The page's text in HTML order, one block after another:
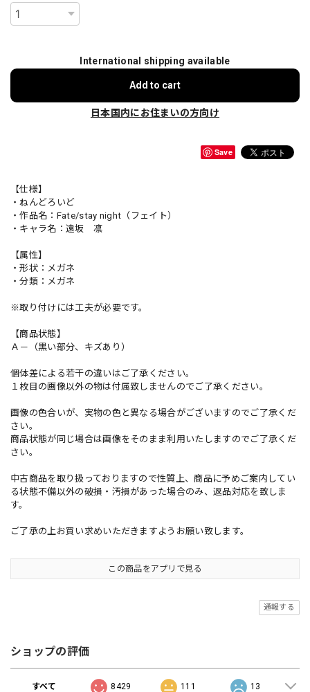
International shipping available
Add to cart
日本国内にお住まいの方向け
Save
【仕様】
・ねんどろいど
・作品名：Fate/stay night（フェイト）
・キャラ名：遠坂 凛
【属性】
・形状：メガネ
・分類：メガネ
※取り付けには工夫が必要です。
【商品状態】
Ａ－（黒い部分、キズあり）
個体差による若干の違いはご了承ください。
１枚目の画像以外の物は付属致しませんのでご了承ください。
画像の色合いが、実物の色と異なる場合がございますのでご了承くだ
さい。
商品状態が同じ場合は画像をそのまま利用いたしますのでご了承くだ
さい。
中古商品を取り扱っておりますので性質上、商品に予めご案内してい
る状態不備以外の破損・汚損があった場合のみ、返品対応を致しま
す。
ご了承の上お買い求めいただきますようお願い致します。
この商品をアプリで見る
通報する
ショップの評価
すべて 8429 111 13